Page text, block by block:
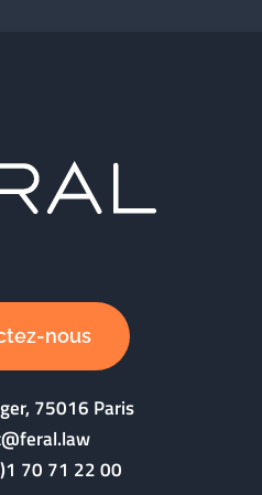
nous
75016 Paris
70 71 22 00